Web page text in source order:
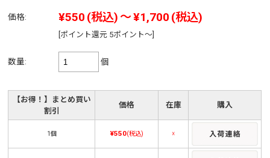
価格: ¥550 (税込) ～¥1,700 (税込)
[ポイント還元 5ポイント～]
数量: 個
【お得！】まとめ買い
割引
価格 在庫 購入
1個 ¥550(税込) ☓